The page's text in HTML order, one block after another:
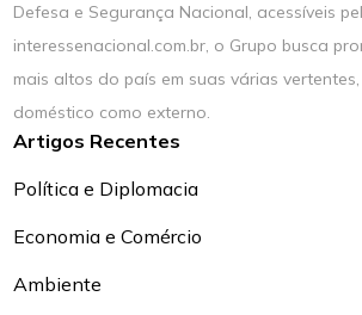
Defesa e Segurança Nacional, acessíveis
interessenacional.com.br, o Grupo busca
mais altos do país em suas várias
doméstico como externo.
Artigos Recentes
Política e Diplomacia
Economia e Comércio
Ambiente